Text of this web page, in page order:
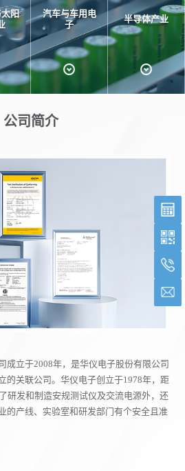
阳
汽车与车用电
子
半导体产业
公司简介
成立于2008年，是华仪电子股份有限公司
的关联公司。华仪电子创立于1978年，距
研发和制造安规测试仪及交流电源外，还
的产线、实验室和研发部门有个安全且准